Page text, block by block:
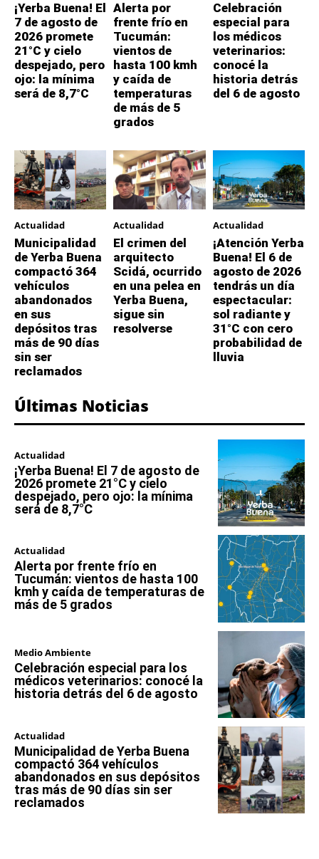
¡Yerba Buena! El
7 de agosto de
2026 promete
21°C y cielo
despejado, pero
ojo: la mínima
será de 8,7°C
Alerta por
frente frío en
Tucumán:
vientos de
hasta 100 kmh
y caída de
temperaturas
de más de 5
grados
Celebración
especial para
los médicos
veterinarios:
conocé la
historia detrás
del 6 de agosto
Actualidad
Municipalidad
de Yerba Buena
compactó 364
vehículos
abandonados
en sus
depósitos tras
más de 90 días
sin ser
reclamados
Actualidad
El crimen del
arquitecto
Scidá, ocurrido
en una pelea en
Yerba Buena,
sigue sin
resolverse
Actualidad
¡Atención Yerba
Buena! El 6 de
agosto de 2026
tendrás un día
espectacular:
sol radiante y
31°C con cero
probabilidad de
lluvia
Últimas Noticias
Actualidad
¡Yerba Buena! El 7 de agosto de
2026 promete 21°C y cielo
despejado, pero ojo: la mínima
será de 8,7°C
Actualidad
Alerta por frente frío en
Tucumán: vientos de hasta 100
kmh y caída de temperaturas de
más de 5 grados
Medio Ambiente
Celebración especial para los
médicos veterinarios: conocé la
historia detrás del 6 de agosto
Actualidad
Municipalidad de Yerba Buena
compactó 364 vehículos
abandonados en sus depósitos
tras más de 90 días sin ser
reclamados